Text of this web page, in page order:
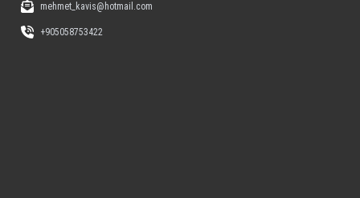
mehmet_kavis@hotmail.com
+905058753422